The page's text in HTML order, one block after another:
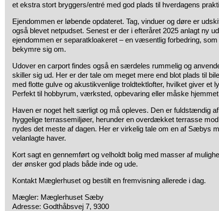
et ekstra stort bryggers/entré med god plads til hverdagens
Ejendommen er løbende opdateret. Tag, vinduer og døre er
også blevet netpudset. Senest er der i efteråret 2025 anlagt ny
ejendommen er separatkloakeret – en væsentlig forbedring,
bekymre sig om.
Udover en carport findes også en særdeles rummelig og
skiller sig ud. Her er der tale om meget mere end blot plads til
med flotte gulve og akustikvenlige troldtektlofter, hvilket giver et
Perfekt til hobbyrum, værksted, opbevaring eller måske
Haven er noget helt særligt og må opleves. Den er fuldstændig
hyggelige terrassemiljøer, herunder en overdækket terrasse
nydes det meste af dagen. Her er virkelig tale om en af Sæbys
velanlagte haver.
Kort sagt en gennemført og velholdt bolig med masser af
der ønsker god plads både inde og ude.
Kontakt Mæglerhuset og bestilt en fremvisning allerede i dag.
Mægler: Mæglerhuset Sæby
Adresse: Godthåbsvej 7, 9300